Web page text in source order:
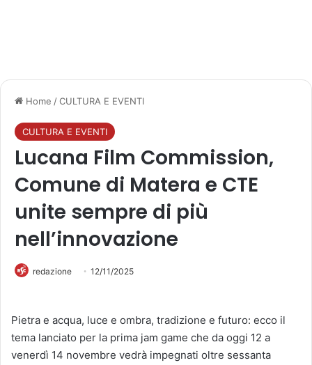
Home /CULTURA E EVENTI
CULTURA E EVENTI
Lucana Film Commission,
Comune di Matera e CTE
unite sempre di più
nell’innovazione
redazione 12/11/2025
Pietra e acqua, luce e ombra, tradizione e futuro: ecco il
tema lanciato per la prima jam game che da oggi 12 a
venerdì 14 novembre vedrà impegnati oltre sessanta